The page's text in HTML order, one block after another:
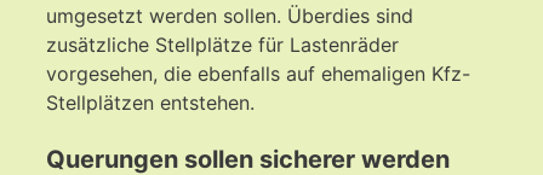
umgesetzt werden sollen. Überdies sind
zusätzliche Stellplätze für Lastenräder
vorgesehen, die ebenfalls auf ehemaligen Kfz-
Stellplätzen entstehen.
Querungen sollen sicherer werden